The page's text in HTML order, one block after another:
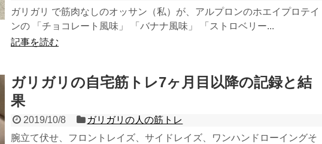
ガリガリ で筋肉なしのオッサン（私）が、アルプロンのホエイプロテイ
ンの 「チョコレート風味」 「バナナ風味」 「ストロベリー...
記事を読む
ガリガリの自宅筋トレ7ヶ月目以降の記録と結
果
2019/10/8
ガリガリの人の筋トレ
腕立て伏せ、フロントレイズ、サイドレイズ、ワンハンドローイングそ